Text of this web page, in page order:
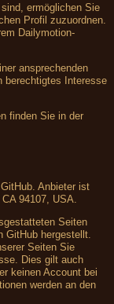
ermöglichen Sie
Profil zuzuordnen.
Dailymotion-
ansprechenden
berechtigtes Interesse
finden Sie in der
Anbieter ist
94107, USA.
Seiten
GitHub hergestellt.
Seiten Sie
Dies gilt auch
keinen Account bei
werden an den